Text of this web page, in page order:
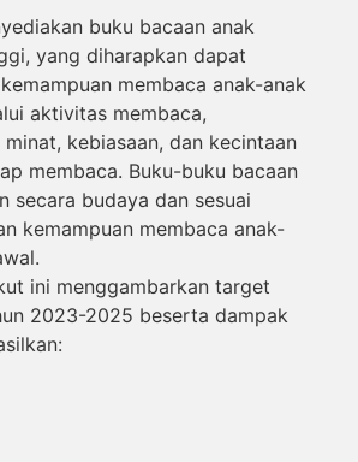
buku bacaan anak
yang diharapkan dapat
membaca anak-anak
aktivitas membaca,
minat, kebiasaan, dan kecintaan
membaca. Buku-buku bacaan
secara budaya dan sesuai
kemampuan membaca anak-
ini menggambarkan target
2023-2025 beserta dampak